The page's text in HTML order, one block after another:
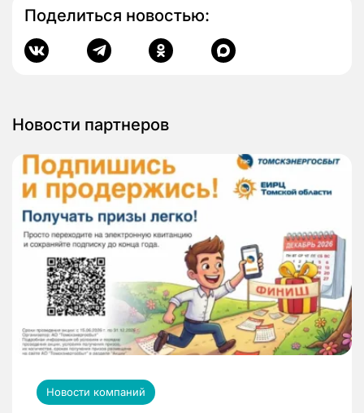
Поделиться новостью:
Новости партнеров
Новости компаний